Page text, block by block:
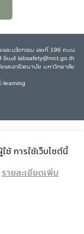
และนวัตกรรม เลขที่ 196 ถนน
อีเมล์ labsafety@nrct.go.th
ละอาชีวอนามัย มหาวิทยาลัย
learning
ช้ การใช้เว็บไซต์นี้
รายละเอียดเพิ่ม